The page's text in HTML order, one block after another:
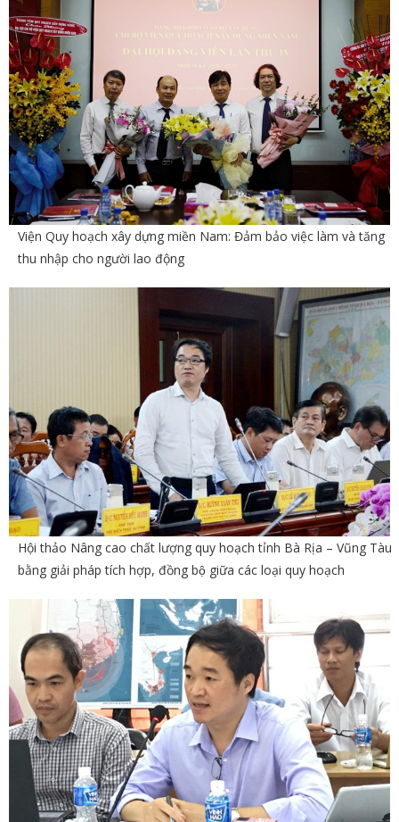
Viện Quy hoạch xây dựng miền Nam: Đảm bảo việc làm và tăng
thu nhập cho người lao động
Hội thảo Nâng cao chất lượng quy hoạch tỉnh Bà Rịa – Vũng Tàu
bằng giải pháp tích hợp, đồng bộ giữa các loại quy hoạch